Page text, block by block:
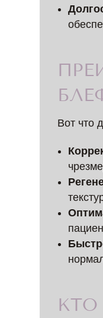
Вот что